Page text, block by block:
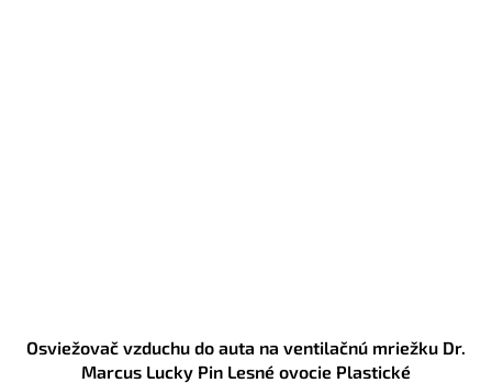
Osviežovač vzduchu do auta na ventilačnú mriežku Dr.
Marcus Lucky Pin Lesné ovocie Plastické